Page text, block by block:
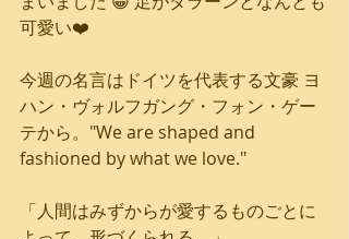
可愛い❤️
今週の名言はドイツを代表する文豪 ヨ
ハン・ヴォルフガング・フォン・ゲー
テから。"We are shaped and
fashioned by what we love."
「人間はみずからが愛するものごとに